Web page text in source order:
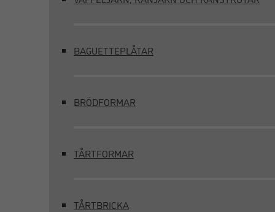
BAGUETTEPLÅTAR
BRÖDFORMAR
TÅRTFORMAR
TÅRTBRICKA